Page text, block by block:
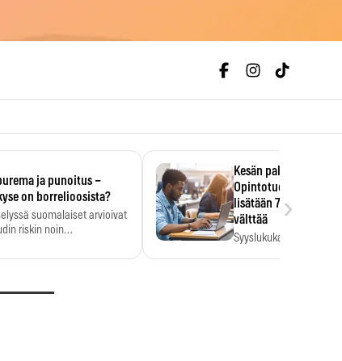
ja punoitus –
on borrelioosista?
suomalaiset arvioivat
riskin noin
Kesän palkka
Opintotuen
lisätään 7,5
välttää
Syyslukukauden
›